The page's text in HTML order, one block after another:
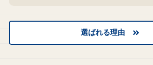
選ばれる理由